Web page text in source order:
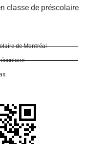
classe de préscolaire
de Montréal